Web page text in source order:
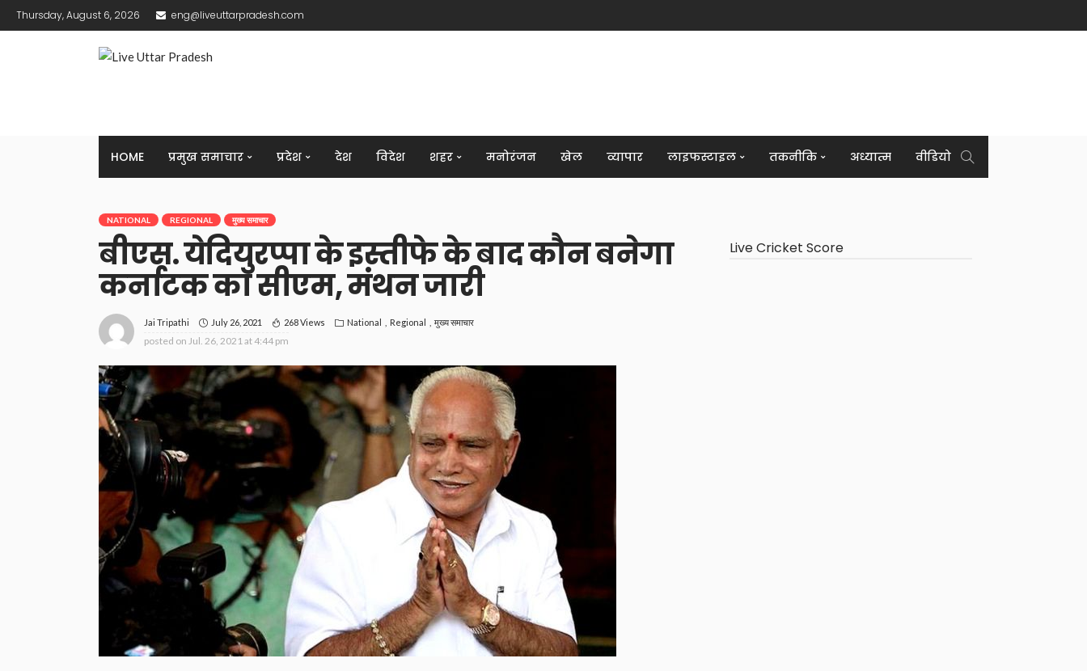
Thursday, August 6, 2026 eng@liveuttarpradesh.com
HOME प्रमुख समाचार प्रदेश देश विदेश शहर मनोरंजन खेल व्यापार लाइफस्टाइल तकनीकि अध्यात्म वीडियो
NATIONAL REGIONAL मुख्य समाचार
बीएस. येदियुरप्पा के इस्तीफे के बाद कौन बनेगा
कर्नाटक का सीएम, मंथन जारी
Jai Tripathi July 26, 2021 268 Views National Regional मुख्य समाचार
posted on Jul. 26, 2021 at 4:44 pm
Live Cricket Score